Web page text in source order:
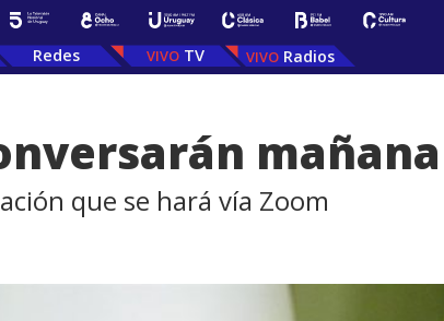
Redes TV Radios
que se hará vía Zoom